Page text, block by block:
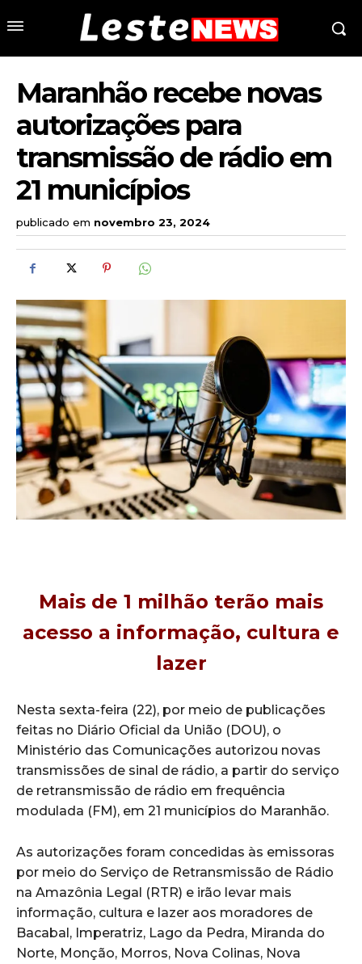
Maranhão recebe novas
autorizações para
transmissão de rádio em
21 municípios
publicado em novembro 23, 2024
Mais de 1 milhão terão mais
acesso a informação, cultura e
lazer
Nesta sexta-feira (22), por meio de publicações
feitas no Diário Oficial da União (DOU), o
Ministério das Comunicações autorizou novas
transmissões de sinal de rádio, a partir do serviço
de retransmissão de rádio em frequência
modulada (FM), em 21 municípios do Maranhão.
As autorizações foram concedidas às emissoras
por meio do Serviço de Retransmissão de Rádio
na Amazônia Legal (RTR) e irão levar mais
informação, cultura e lazer aos moradores de
Bacabal, Imperatriz, Lago da Pedra, Miranda do
Norte, Monção, Morros, Nova Colinas, Nova